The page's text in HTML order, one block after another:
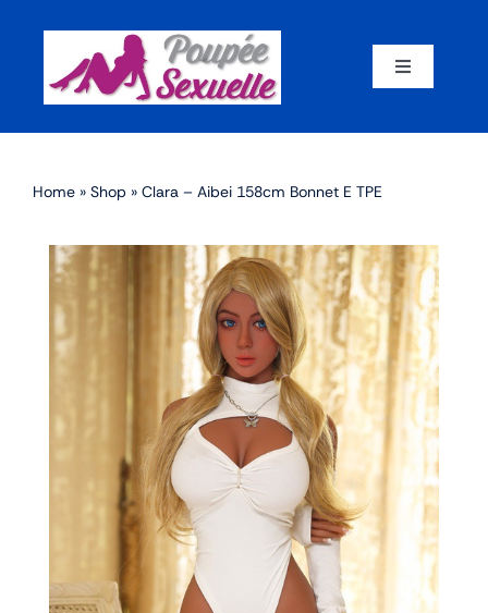
content
Toggle
Par corps
Par marque
Par matériaux
Sex dolls en promotion
Home » Shop » Clara – Aibei 158cm Bonnet E TPE